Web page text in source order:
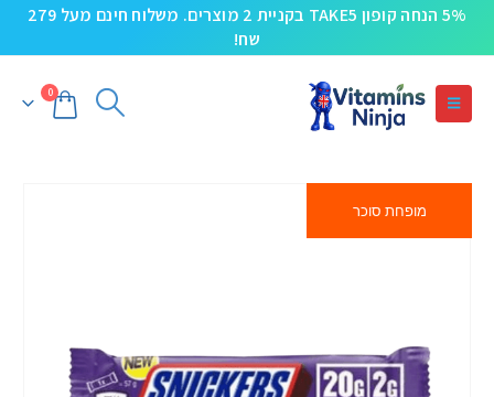
5% הנחה קופון TAKE5 בקניית 2 מוצרים. משלוח חינם מעל 279
שח!
0
מופחת סוכר